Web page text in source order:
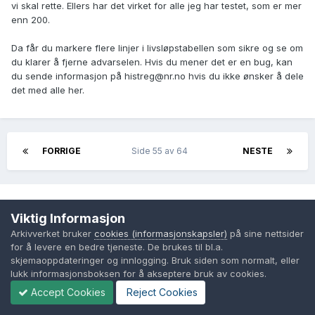
vi skal rette. Ellers har det virket for alle jeg har testet, som er mer
enn 200.
Da får du markere flere linjer i livsløpstabellen som sikre og se om
du klarer å fjerne advarselen. Hvis du mener det er en bug, kan
du sende informasjon på histreg@nr.no hvis du ikke ønsker å dele
det med alle her.
FORRIGE NESTE
Side 55 av 64
Logg inn for å kommentere
Du vil kunne skrive en kommentar etter at du logger inn
Logg inn nå
Viktig Informasjon
Arkivverket bruker cookies (informasjonskapsler) på sine nettsider
for å levere en bedre tjeneste. De brukes til bl.a.
skjemaoppdateringer og innlogging. Bruk siden som normalt, eller
lukk informasjonsboksen for å akseptere bruk av cookies.
Accept Cookies Reject Cookies